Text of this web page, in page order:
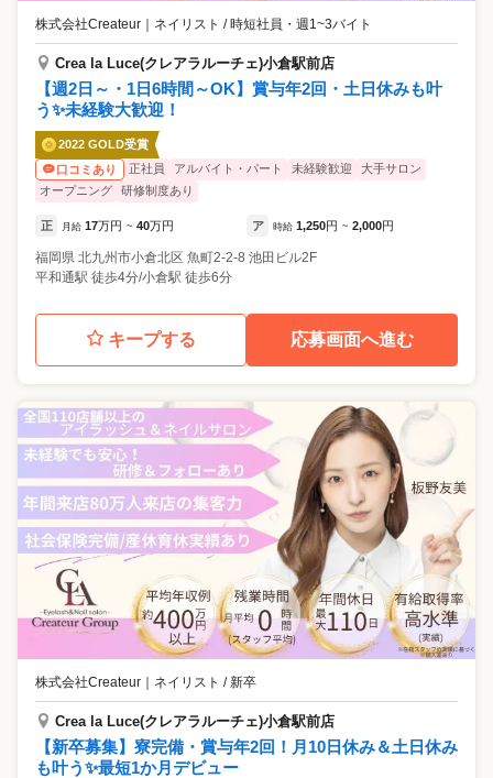
株式会社Createur ｜ ネイリスト / 時短社員・週1~3バイト
Crea la Luce(クレアラルーチェ)小倉駅前店
【週2日～・1日6時間～OK】賞与年2回・土日休みも叶
う✨未経験大歓迎！
2022 GOLD受賞
口コミあり
正社員 アルバイト・パート 未経験歓迎
大手サロン
オープニング
研修制度あり
正 月給 17万円 ~ 40万円 ア 時給 1,250円 ~ 2,000円
福岡県 北九州市小倉北区 魚町2-2-8 池田ビル2F
平和通駅 徒歩4分/小倉駅 徒歩6分
キープする 応募画面へ進む
株式会社Createur ｜ ネイリスト / 新卒
Crea la Luce(クレアラルーチェ)小倉駅前店
【新卒募集】寮完備・賞与年2回！月10日休み＆土日休み
も叶う✨最短1か月デビュー